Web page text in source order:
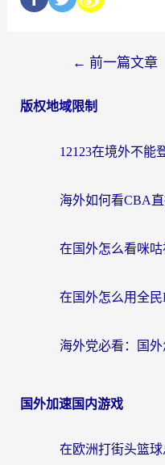
← 前一篇文章
版权地域限制
国外加速国内游戏